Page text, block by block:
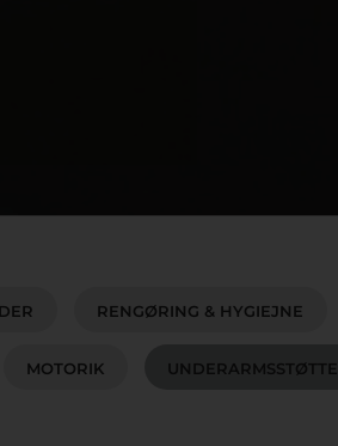
RENGØRING & HYGIEJNE
MOTORIK UNDERARMSSTØTTE